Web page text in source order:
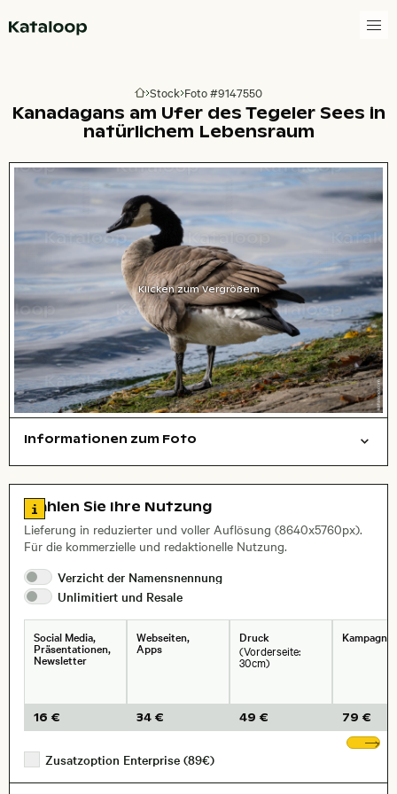
Zur Homepage
Stock Foto #9147550
Kanadagans am Ufer des Tegeler Sees in
natürlichem Lebensraum
Klicken zum Vergrößern
Informationen zum Foto
Zu den Lizenzinformationen springen
Wählen Sie Ihre Nutzung
Lieferung in reduzierter und voller Auflösung (8640x5760px).
Für die kommerzielle und redaktionelle Nutzung.
Verzicht der Namensnennung
Unlimitiert und Resale
Social Media,
Präsentationen,
Newsletter
16 €
Webseiten,
Apps
34 €
Druck
(Vorderseite:
30cm)
49 € 79 €
Zusatzoption Enterprise (89€)